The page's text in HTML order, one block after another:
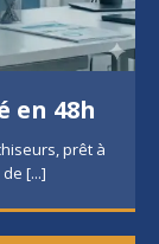
en 48h
prêt à
[...]